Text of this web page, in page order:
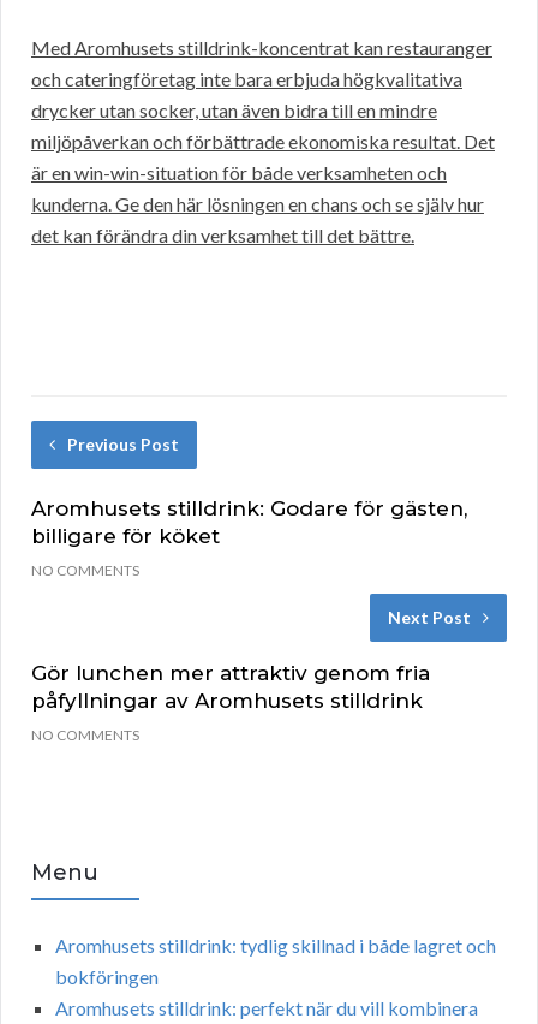
Med Aromhusets stilldrink-koncentrat kan restauranger
och cateringföretag inte bara erbjuda högkvalitativa
drycker utan socker, utan även bidra till en mindre
miljöpåverkan och förbättrade ekonomiska resultat. Det
är en win-win-situation för både verksamheten och
kunderna. Ge den här lösningen en chans och se själv hur
det kan förändra din verksamhet till det bättre.
Previous Post
Aromhusets stilldrink: Godare för gästen,
billigare för köket
NO COMMENTS
Next Post
Gör lunchen mer attraktiv genom fria
påfyllningar av Aromhusets stilldrink
NO COMMENTS
Menu
Aromhusets stilldrink: tydlig skillnad i både lagret och
bokföringen
Aromhusets stilldrink: perfekt när du vill kombinera